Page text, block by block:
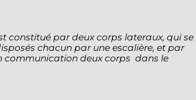
constitué par deux corps lateraux, qui se
chacun par une escalière, et par
communication deux corps dans le